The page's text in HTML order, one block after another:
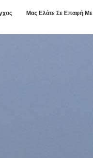
Μας Ελάτε Σε Επαφή Με